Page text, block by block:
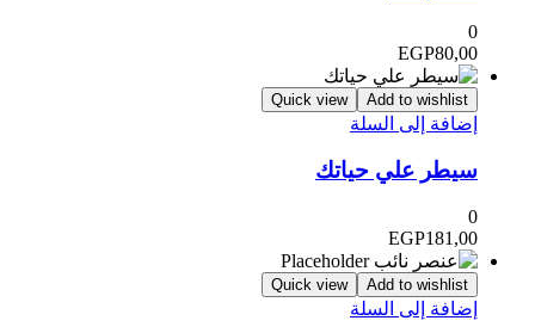
0
EGP80,00
Add to wishlist
Quick view
إضافة إلى السلة
سيطر علي حياتك
0
EGP181,00
Add to wishlist
Quick view
إضافة إلى السلة